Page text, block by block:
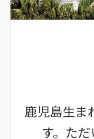
鹿児島生ま
す。た